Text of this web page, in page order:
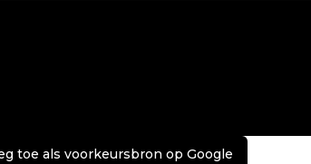
toe als voorkeursbron op Google